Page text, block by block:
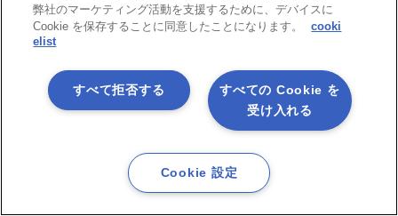
参加者の声
同じ悩みを持つ人と話せてよかった！
ユーザー同士がつながりあうDevFesらしい締めくくりとなりま
弊社のマーケティング活動を支援するために、デバイスに
Cookie を保存することに同意したことになります。
cooki
elist
すべての Cookie を
受け入れる
すべて拒否する
Cookie 設定